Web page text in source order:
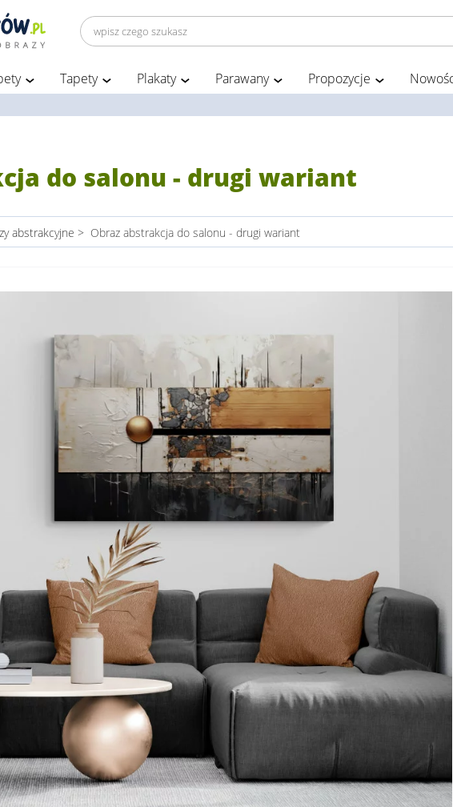
Tapety Plakaty Parawany Propozycje
do salonu - drugi wariant
abstrakcyjne > Obraz abstrakcja do salonu - drugi wariant